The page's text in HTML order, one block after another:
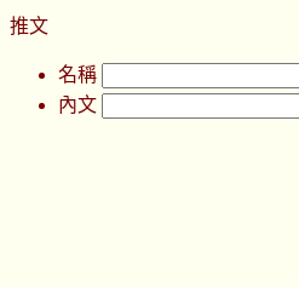
推文
名稱
內文